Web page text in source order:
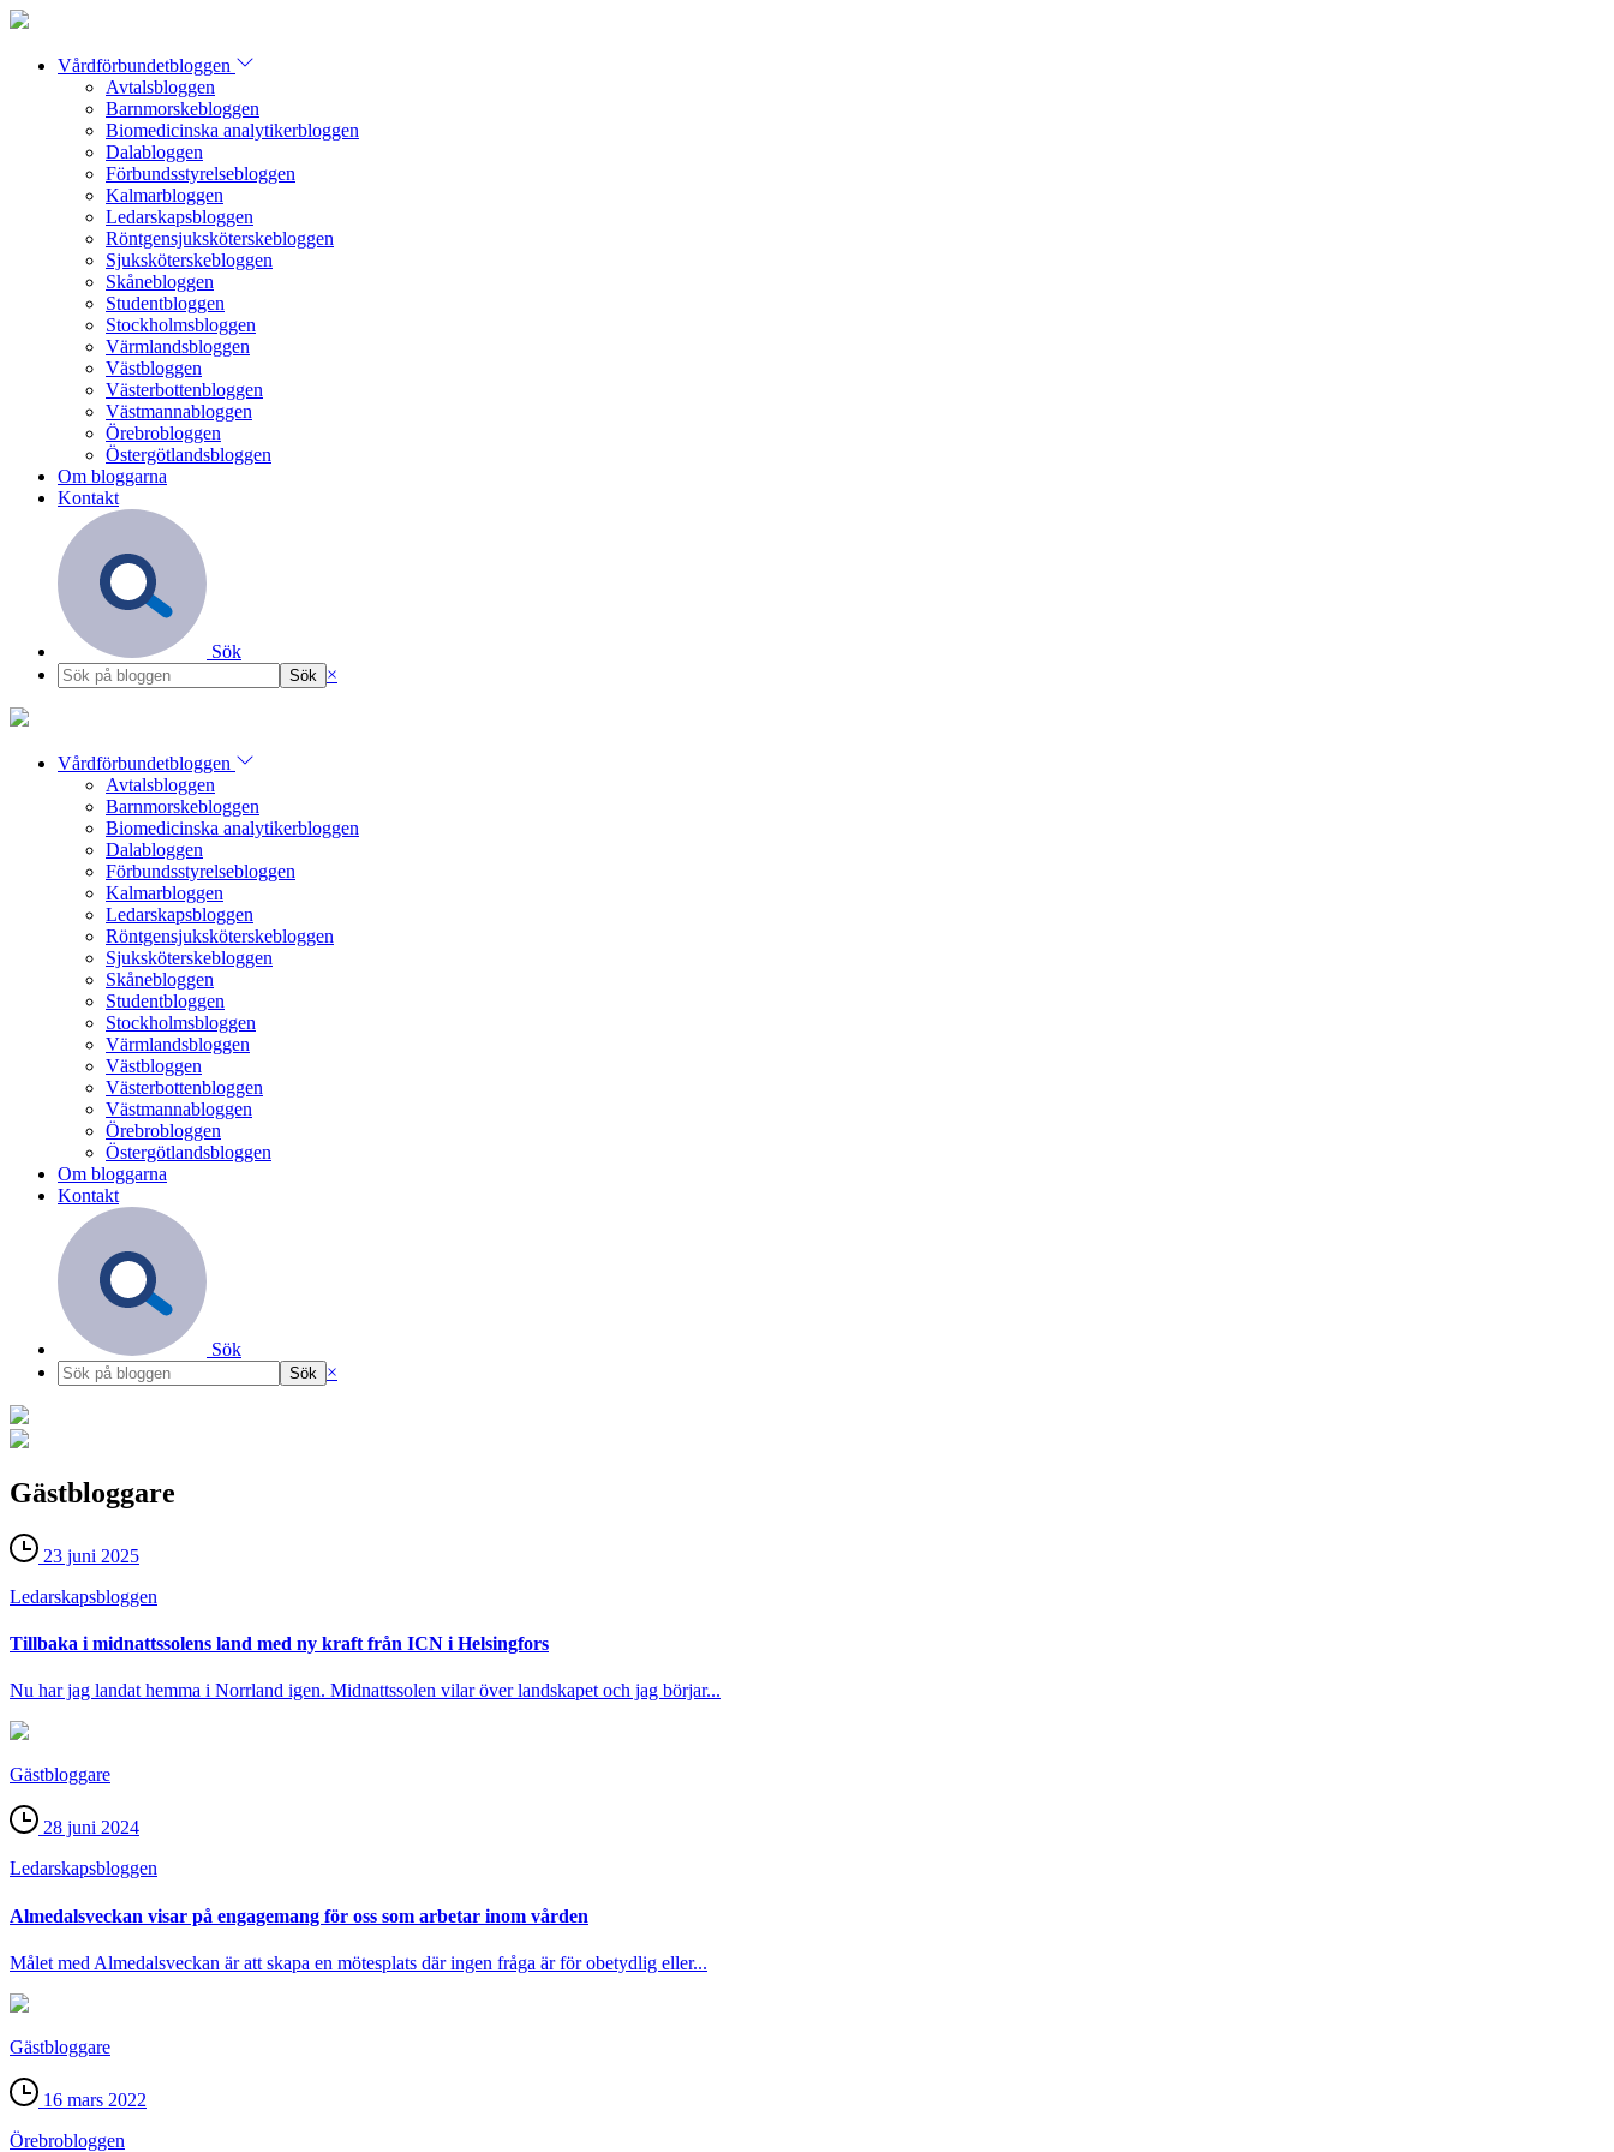
Vårdförbundetbloggen
Avtalsbloggen
Barnmorskebloggen
Biomedicinska analytikerbloggen
Dalabloggen
Förbundsstyrelsebloggen
Kalmarbloggen
Ledarskapsbloggen
Röntgensjuksköterskebloggen
Sjuksköterskebloggen
Skånebloggen
Studentbloggen
Stockholmsbloggen
Värmlandsbloggen
Västbloggen
Västerbottenbloggen
Västmannabloggen
Örebrobloggen
Östergötlandsbloggen
Om bloggarna
Kontakt
Sök
×
Vårdförbundetbloggen
Avtalsbloggen
Barnmorskebloggen
Biomedicinska analytikerbloggen
Dalabloggen
Förbundsstyrelsebloggen
Kalmarbloggen
Ledarskapsbloggen
Röntgensjuksköterskebloggen
Sjuksköterskebloggen
Skånebloggen
Studentbloggen
Stockholmsbloggen
Värmlandsbloggen
Västbloggen
Västerbottenbloggen
Västmannabloggen
Örebrobloggen
Östergötlandsbloggen
Om bloggarna
Kontakt
Sök
×
Gästbloggare
23 juni 2025
Ledarskaps­bloggen
Tillbaka i midnattssolens land med ny kraft från ICN i Helsingfors
Nu har jag landat hemma i Norrland igen. Midnattssolen vilar över landskapet och jag börjar...
Gästbloggare
28 juni 2024
Ledarskaps­bloggen
Almedalsveckan visar på engagemang för oss som arbetar inom vården
Målet med Almedalsveckan är att skapa en mötesplats där ingen fråga är för obetydlig eller...
Gästbloggare
16 mars 2022
Örebro­bloggen